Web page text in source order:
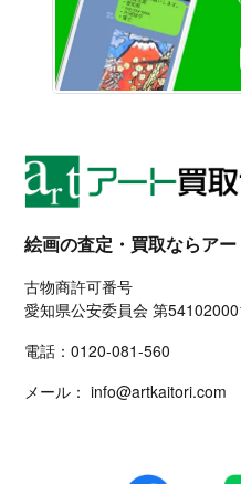
絵画の査定・買取ならア
古物商許可番号
愛知県公安委員会 第
電話：0120-081-560
メール： info@artkaitori.com